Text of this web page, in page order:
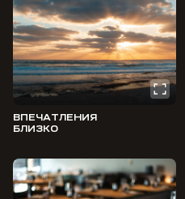
ВПЕЧАТЛЕНИЯ
БЛИЗКО